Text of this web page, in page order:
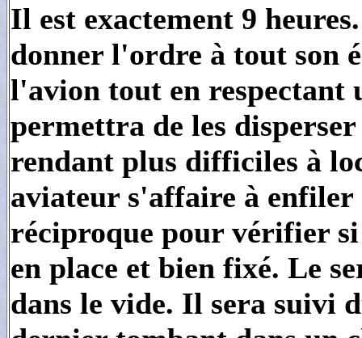
Il est exactement 9
donner l'ordre à tout son
l'avion tout en respectant
permettra de les
rendant plus difficiles à
aviateur s'affaire à enfiler
réciproque pour vérifier
en place et bien fixé. Le
dans le vide. Il sera